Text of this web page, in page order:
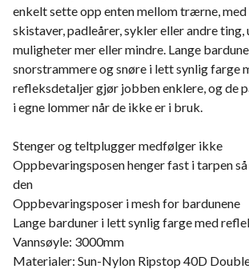
enkelt sette opp enten mellom trærne, med
skistaver, padleårer, sykler eller andre ting,
muligheter mer eller mindre. Lange
snorstrammere og snøre i lett synlig farge
refleksdetaljer gjør jobben enklere, og de
i egne lommer når de ikke er i bruk.
Stenger og teltplugger medfølger ikke
Oppbevaringsposen henger fast i tarpen
den
Oppbevaringsposer i mesh for bardunene
Lange barduner i lett synlig farge med
Vannsøyle: 3000mm
Materialer: Sun-Nylon Ripstop 40D